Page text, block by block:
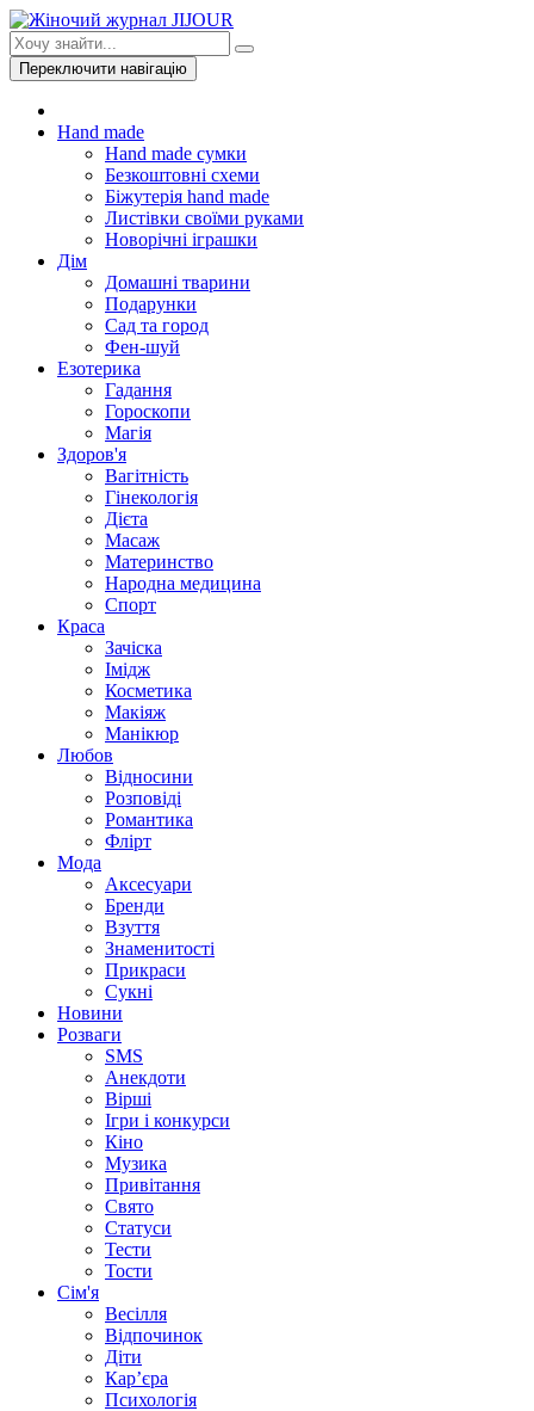
Переключити навігацію
Hand made
Hand made сумки
Безкоштовні схеми
Біжутерія hand made
Листівки своїми руками
Новорічні іграшки
Дім
Домашні тварини
Подарунки
Сад та город
Фен-шуй
Езотерика
Гадання
Гороскопи
Магія
Здоров'я
Вагітність
Гінекологія
Дієта
Масаж
Материнство
Народна медицина
Спорт
Краса
Зачіска
Імідж
Косметика
Макіяж
Манікюр
Любов
Відносини
Розповіді
Романтика
Флірт
Мода
Аксесуари
Бренди
Взуття
Знаменитості
Прикраси
Сукні
Новини
Розваги
SMS
Анекдоти
Вірші
Ігри і конкурси
Кіно
Музика
Привітання
Свято
Статуси
Тести
Тости
Сім'я
Весілля
Відпочинок
Діти
Кар’єра
Психологія